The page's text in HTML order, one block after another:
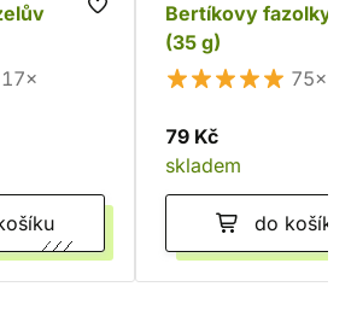
17×
Bertíkovy fazolky,
(35 g)
75×
79 Kč
skladem
do košíku